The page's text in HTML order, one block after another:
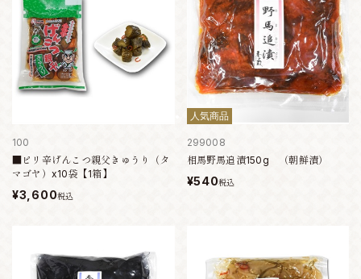
100
■ピリ辛げんこつ親父きゅうり（タ
マゴヤ）x10袋【1箱】
¥3,600税込
人気商品
299008
相馬野馬追漬150g （朝鮮漬）
¥540税込